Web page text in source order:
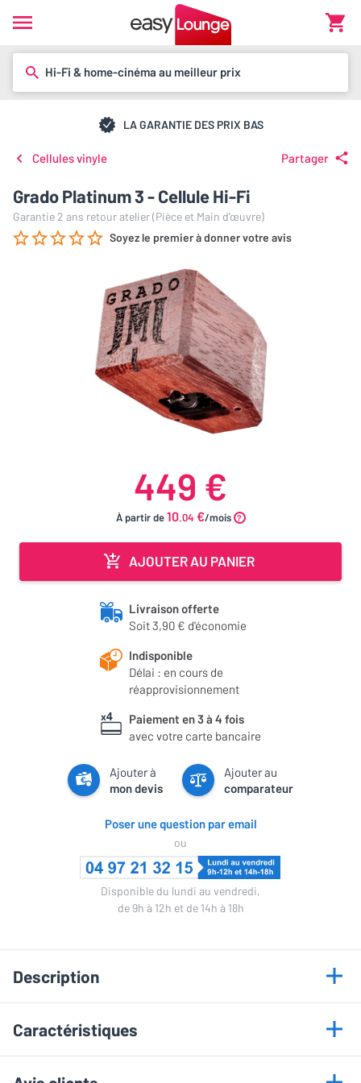
Hi-Fi & home-cinéma au meilleur prix
LA GARANTIE DES PRIX BAS
Cellules vinyle Partager
Grado Platinum 3 - Cellule Hi-Fi
Garantie 2 ans retour atelier (Pièce et Main d’œuvre)
Soyez le premier à donner votre avis
449 €
À partir de10.04 €/mois
AJOUTER AU PANIER
Livraison offerte
Soit 3,90 € d'économie
Indisponible
Délai : en cours de
réapprovisionnement
Paiement en 3 à 4 fois
avec votre carte bancaire
Ajouter à
mon devis
Ajouter au
comparateur
Poser une question par email
ou
Disponible du lundi au vendredi,
de 9h à 12h et de 14h à 18h
Description
Points forts
Image stéréo précise
Caractéristiques
Informations générales